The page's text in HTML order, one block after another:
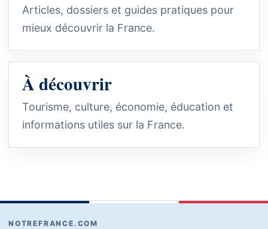
Articles, dossiers et guides pratiques pour
mieux découvrir la France.
À découvrir
Tourisme, culture, économie, éducation et
informations utiles sur la France.
NOTREFRANCE.COM